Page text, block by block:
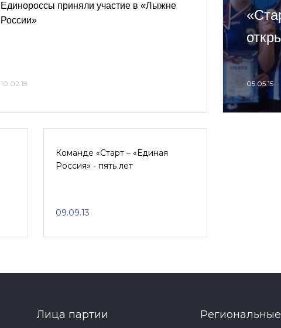
Единороссы приняли участие в «Лыжне
России»
10.02.18 05.05.15
Команде «Старт – «Единая
Россия» - пять лет
09.09.13
Лица партии